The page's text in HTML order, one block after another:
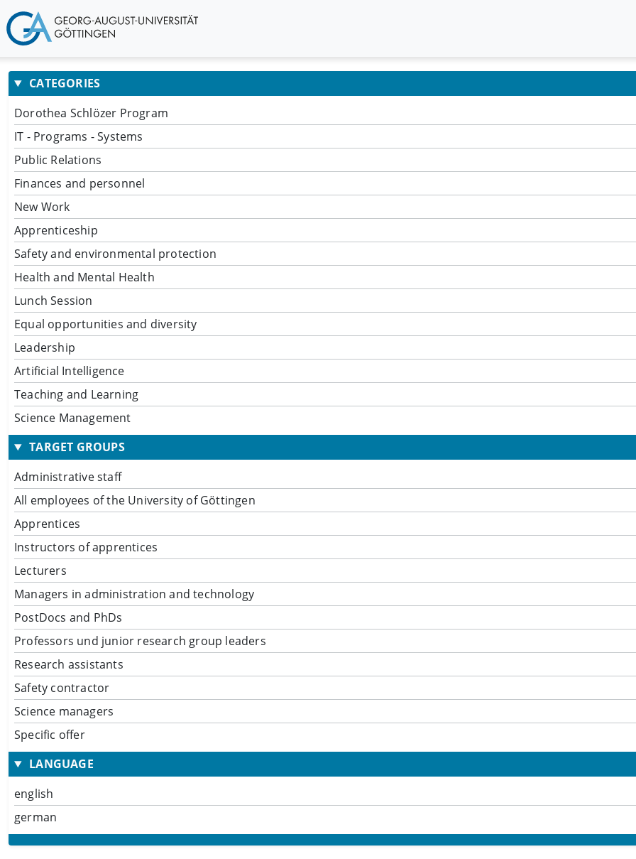
CATEGORIES
Dorothea Schlözer Program
IT - Programs - Systems
Public Relations
Finances and personnel
New Work
Apprenticeship
Safety and environmental protection
Health and Mental Health
Lunch Session
Equal opportunities and diversity
Leadership
Artificial Intelligence
Teaching and Learning
Science Management
TARGET GROUPS
Administrative staff
All employees of the University of Göttingen
Apprentices
Instructors of apprentices
Lecturers
Managers in administration and technology
PostDocs and PhDs
Professors und junior research group leaders
Research assistants
Safety contractor
Science managers
Specific offer
LANGUAGE
english
german